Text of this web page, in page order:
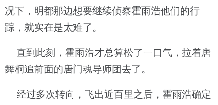
况下，明都那边想要继续侦察霍雨浩他们的行
踪，就实在是太难了。
直到此刻，霍雨浩才总算松了一口气，拉着唐
舞桐追前面的唐门魂导师团去了。
经过多次转向，飞出近百里之后，霍雨浩确定